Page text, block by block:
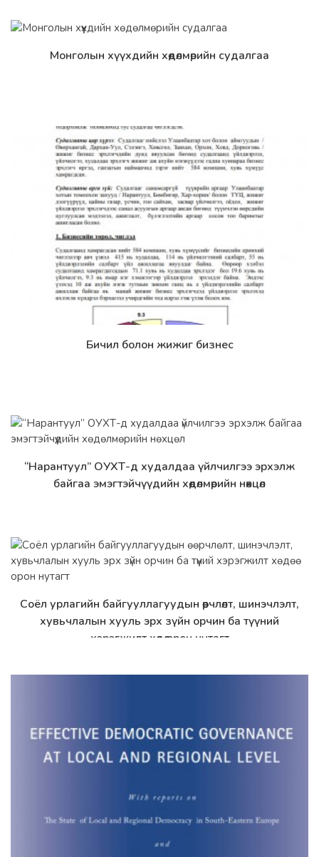
Дэлгэрэнгүй
Монголын хүүхдийн хөдөлмөрийн судалгаа
Дэлгэрэнгүй
Бичил болон жижиг бизнес
Дэлгэрэнгүй
“Нарантуул” ОУХТ-д худалдаа үйлчилгээ эрхэлж
байгаа эмэгтэйчүүдийн хөдөлмөрийн нөхцөл
Дэлгэрэнгүй
Соёл урлагийн байгууллагуудын өөрчлөлт, шинэчлэлт,
хувьчлалын хууль эрх зүйн орчин ба түүний
хэрэгжилт хөдөө орон нутагт